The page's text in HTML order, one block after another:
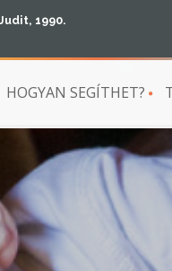
1990.
HOGYAN SEGÍTHET?